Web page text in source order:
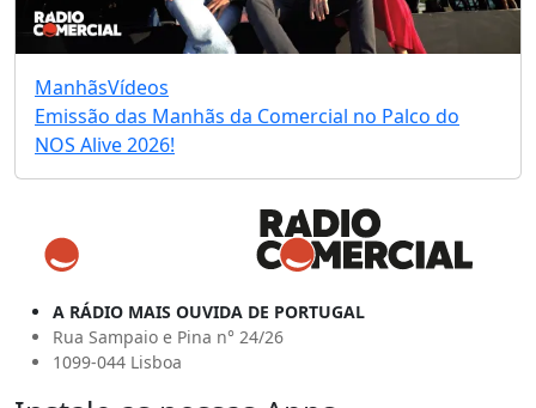
ManhãsVídeos
Emissão das Manhãs da Comercial no Palco do
NOS Alive 2026!
A RÁDIO MAIS OUVIDA DE PORTUGAL
Rua Sampaio e Pina n° 24/26
1099-044 Lisboa